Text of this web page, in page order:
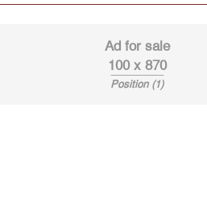
Ad for sale
100 x 870
Position (1)